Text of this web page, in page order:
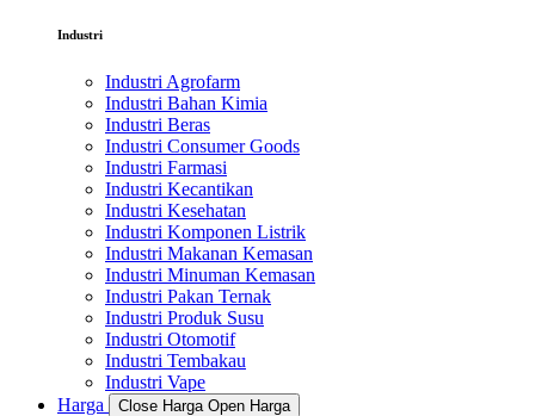
Industri
Industri Agrofarm
Industri Bahan Kimia
Industri Beras
Industri Consumer Goods
Industri Farmasi
Industri Kecantikan
Industri Kesehatan
Industri Komponen Listrik
Industri Makanan Kemasan
Industri Minuman Kemasan
Industri Pakan Ternak
Industri Produk Susu
Industri Otomotif
Industri Tembakau
Industri Vape
Harga
Close Harga Open Harga